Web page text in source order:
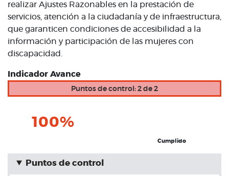
realizar Ajustes Razonables en la prestación de
servicios, atención a la ciudadanía y de infraestructura,
que garanticen condiciones de accesibilidad a la
información y participación de las mujeres con
discapacidad.
Indicador Avance
Puntos de control: 2 de 2
100%
Cumplido
Puntos de control